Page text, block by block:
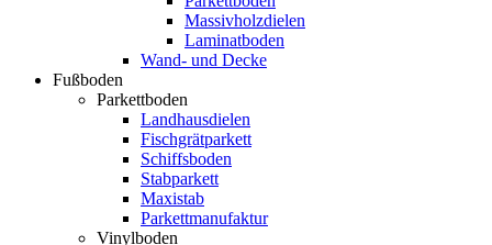
Massivholzdielen
Laminatboden
Wand- und Decke
Fußboden
Parkettboden
Landhausdielen
Fischgrätparkett
Schiffsboden
Stabparkett
Maxistab
Parkettmanufaktur
Vinylboden